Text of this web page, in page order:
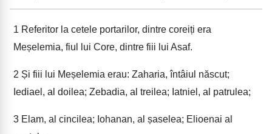
1 Referitor la cetele portarilor, dintre coreiți era
Meșelemia, fiul lui Core, dintre fiii lui Asaf.
2 Și fiii lui Meșelemia erau: Zaharia, întâiul născut;
Iediael, al doilea; Zebadia, al treilea; Iatniel, al patrulea;
3 Elam, al cincilea; Iohanan, al șaselea; Elioenai al